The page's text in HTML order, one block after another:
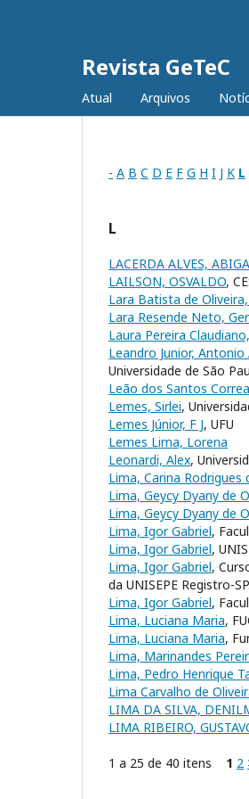
Revista GeTeC
Atual Arquivos
- A B C D E F G H I J K L
L
LACERDA ALVES,
LAILSON, OSVALDO,
Lara Batista de
Lara Resende Neto,
Laura Pereira
Leandro Junior, Antonio
Universidade de São
Leão dos Santos
Lemes, Sirlei,
Lemes Júnior, F J, UFU
Lemes Lima, Lorena
Leonardi, Alex,
Lima, Carina Rodrigues
Lima, Geycy Dyany de
Lima, Geycy Dyany de
Lima, Igor Gabriel,
Lima, Igor Gabriel,
Lima, Igor Gabriel,
da UNISEPE Registro-
Lima, Igor Gabriel,
Lima, Luciana Maria,
Lima, Luciana Maria,
Lima, Marinandes
Lima, Pedro Henrique
Lima Carvalho de
LIMA DA SILVA,
LIMA RIBEIRO,
1 a 25 de 40 itens 1 2